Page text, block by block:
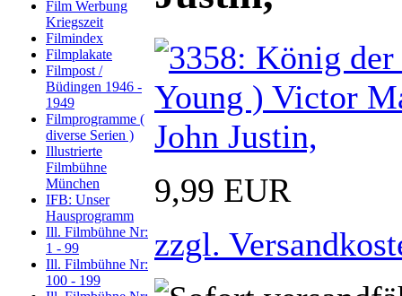
Film Werbung
Kriegszeit
Filmindex
Filmplakate
Filmpost /
Büdingen 1946 -
1949
Filmprogramme (
diverse Serien )
Illustrierte
Filmbühne
München
IFB: Unser
Hausprogramm
Ill. Filmbühne Nr:
1 - 99
Ill. Filmbühne Nr:
100 - 199
9,99 EUR
zzgl.